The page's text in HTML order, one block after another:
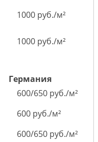
1000 руб./м²
1000 руб./м²
Германия
600/650 руб./м²
600 руб./м²
600/650 руб./м²